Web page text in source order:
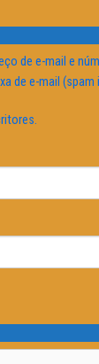
de e-mail e
de e-mail (spam